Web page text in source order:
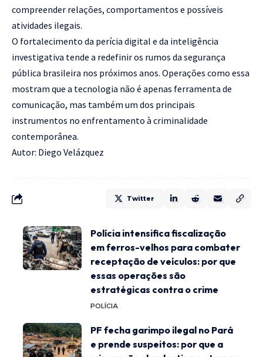
compreender relações, comportamentos e possíveis
atividades ilegais.
O fortalecimento da perícia digital e da inteligência
investigativa tende a redefinir os rumos da segurança
pública brasileira nos próximos anos. Operações como essa
mostram que a tecnologia não é apenas ferramenta de
comunicação, mas também um dos principais
instrumentos no enfrentamento à criminalidade
contemporânea.
Autor: Diego Velázquez
Twitter
Polícia intensifica fiscalização
em ferros-velhos para combater
receptação de veículos: por que
essas operações são
estratégicas contra o crime
POLÍCIA
PF fecha garimpo ilegal no Pará
e prende suspeitos: por que a